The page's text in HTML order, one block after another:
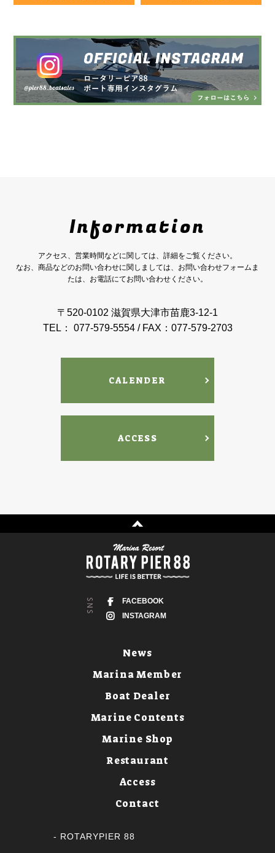
Information
アクセス、営業時間などに関しては、詳細をご覧ください。
なお、商品などのお問い合わせに関しましては、お問い合わせフォームま
たは、お電話にてお問い合わせください。
〒520-0102 滋賀県大津市苗鹿3-12-1
TEL： 077-579-5554 / FAX：077-579-2703
CALENDER
ACCESS
FACEBOOK
INSTAGRAM
News
Marina Member
Boat Dealer
Marine Contents
Marine Shop
Restaurant
Access
Contact
ROTARYPIER 88